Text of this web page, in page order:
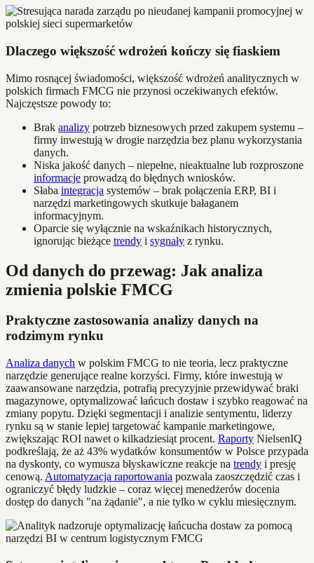
Dlaczego większość wdrożeń kończy się fiaskiem
Mimo rosnącej świadomości, większość wdrożeń analitycznych w
polskich firmach FMCG nie przynosi oczekiwanych efektów.
Najczęstsze powody to:
Brak analizy potrzeb biznesowych przed zakupem systemu –
firmy inwestują w drogie narzędzia bez planu wykorzystania
danych.
Niska jakość danych – niepełne, nieaktualne lub rozproszone
informacje prowadzą do błędnych wniosków.
Słaba integracja systemów – brak połączenia ERP, BI i
narzędzi marketingowych skutkuje bałaganem
informacyjnym.
Oparcie się wyłącznie na wskaźnikach historycznych,
ignorując bieżące trendy i sygnały z rynku.
Od danych do przewag: Jak analiza
zmienia polskie FMCG
Praktyczne zastosowania analizy danych na
rodzimym rynku
Analiza danych w polskim FMCG to nie teoria, lecz praktyczne
narzędzie generujące realne korzyści. Firmy, które inwestują w
zaawansowane narzędzia, potrafią precyzyjnie przewidywać braki
magazynowe, optymalizować łańcuch dostaw i szybko reagować na
zmiany popytu. Dzięki segmentacji i analizie sentymentu, liderzy
rynku są w stanie lepiej targetować kampanie marketingowe,
zwiększając ROI nawet o kilkadziesiąt procent. Raporty NielsenIQ
podkreślają, że aż 43% wydatków konsumentów w Polsce przypada
na dyskonty, co wymusza błyskawiczne reakcje na trendy i presję
cenową. Automatyzacja raportowania pozwala zaoszczędzić czas i
ograniczyć błędy ludzkie – coraz więcej menedżerów docenia
dostęp do danych "na żądanie", a nie tylko w cyklu miesięcznym.